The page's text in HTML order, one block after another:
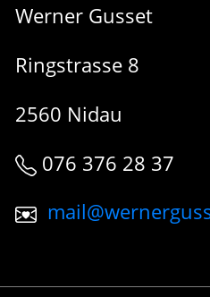
Werner Gusset
Ringstrasse 8
2560 Nidau
076 376 28 37